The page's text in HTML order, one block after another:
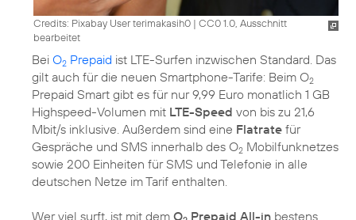
Credits: Pixabay User terimakasih0 | CC0 1.0, Ausschnitt
bearbeitet
Bei O2 Prepaid ist LTE-Surfen inzwischen Standard. Das
gilt auch für die neuen Smartphone-Tarife: Beim O2
Prepaid Smart gibt es für nur 9,99 Euro monatlich 1 GB
Highspeed-Volumen mit LTE-Speed von bis zu 21,6
Mbit/s inklusive. Außerdem sind eine Flatrate für
Gespräche und SMS innerhalb des O2 Mobilfunknetzes
sowie 200 Einheiten für SMS und Telefonie in alle
deutschen Netze im Tarif enthalten.
Wer viel surft, ist mit dem O Prepaid All-in bestens